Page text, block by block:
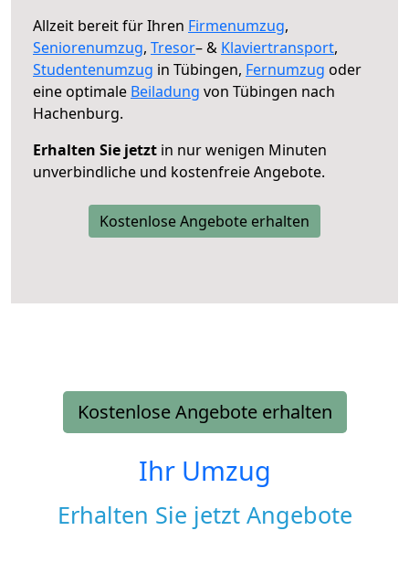
Allzeit bereit für Ihren Firmenumzug,
Seniorenumzug, Tresor– & Klaviertransport,
Studentenumzug in Tübingen, Fernumzug oder
eine optimale Beiladung von Tübingen nach
Hachenburg.
Erhalten Sie jetzt in nur wenigen Minuten
unverbindliche und kostenfreie Angebote.
Kostenlose Angebote erhalten
Kostenlose Angebote erhalten
Ihr Umzug
Erhalten Sie jetzt Angebote